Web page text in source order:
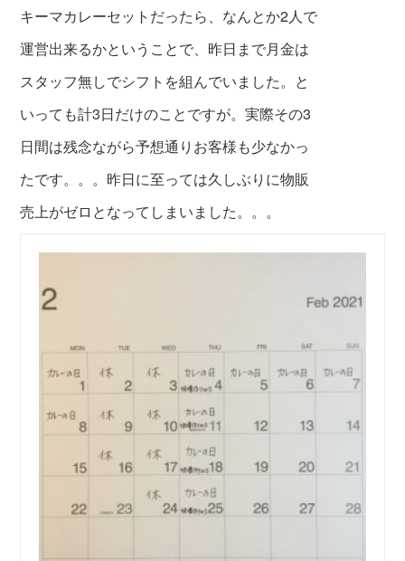
キーマカレーセットだったら、 なんとか2人で
運営出来るかということで、 昨日まで月金は
スタッフ無しでシフトを組んでいました。と
いっても計3日だけのことですが。実際その3
日間は残念ながら予想通りお客様も少なかっ
たです。。。昨日に至っては久しぶりに物販
売上がゼロとなってしまいました。。。